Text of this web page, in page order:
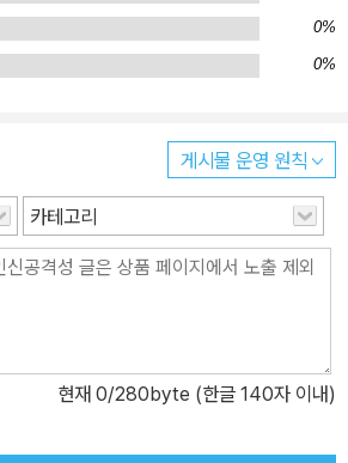
0%
0%
게시물 운영 원칙
카테고리
현재 0/280byte (한글 140자 이내)